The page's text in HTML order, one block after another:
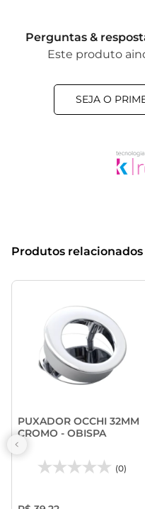
Perguntas &
Este produto
SEJA O
Produtos relacionados
PUXADOR OCCHI 32MM
CROMO - OBISPA
(0)